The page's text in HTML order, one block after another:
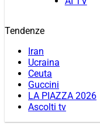
Tendenze
Iran
Ucraina
Ceuta
Guccini
LA PIAZZA 2026
Ascolti tv